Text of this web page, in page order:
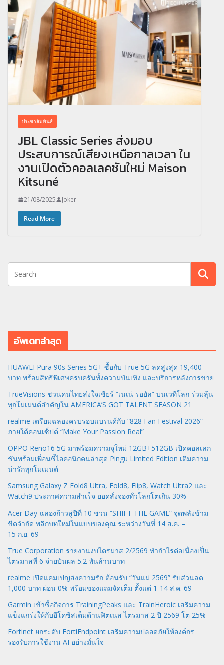
ประชาสัมพันธ์
JBL Classic Series ส่งมอบ
ประสบการณ์เสียงเหนือกาลเวลา ใน
งานเปิดตัวคอลเลคชันใหม่ Maison
Kitsuné
21/08/2025 Joker
Read More
อัพเดทล่าสุด
HUAWEI Pura 90s Series 5G+ ซื้อกับ True 5G ลดสูงสุด 19,400
บาท พร้อมสิทธิพิเศษครบครันทั้งความบันเทิง และบริการหลังการขาย
TrueVisions ชวนคนไทยส่งใจเชียร์ “เนเน่ รอยัล” บนเวทีโลก ร่วมลุ้น
ทุกโมเมนต์สำคัญใน AMERICA’S GOT TALENT SEASON 21
realme เตรียมฉลองครบรอบแบรนด์กับ “828 Fan Festival 2026”
ภายใต้คอนเซ็ปต์ “Make Your Passion Real”
OPPO Reno16 5G มาพร้อมความจุใหม่ 12GB+512GB เปิดคอลเลก
ชันพร้อมเพื่อนซี้ไอคอนิกคนล่าสุด Pingu Limited Edition เติมความ
น่ารักทุกโมเมนต์
Samsung Galaxy Z Fold8 Ultra, Fold8, Flip8, Watch Ultra2 และ
Watch9 ประกาศความสำเร็จ ยอดสั่งจองทั่วโลกโตเกิน 30%
Acer Day ฉลองก้าวสู่ปีที่ 10 ชวน “SHIFT THE GAME” จุดพลังข้าม
ขีดจำกัด พลิกบทใหม่ในแบบของคุณ ระหว่างวันที่ 14 ส.ค. –
15 ก.ย. 69
True Corporation รายงานงบไตรมาส 2/2569 ทำกำไรต่อเนื่องเป็น
ไตรมาสที่ 6 จ่ายปันผล 5.2 พันล้านบาท
realme เปิดแคมเปญส่งความรัก ต้อนรับ “วันแม่ 2569” รับส่วนลด
1,000 บาท ผ่อน 0% พร้อมของแถมจัดเต็ม ตั้งแต่ 1-14 ส.ค. 69
Garmin เข้าซื้อกิจการ TrainingPeaks และ TrainHeroic เสริมความ
แข็งแกร่งให้กับอีโคซิสเต็มด้านฟิตเนส ไตรมาส 2 ปี 2569 โต 25%
Fortinet ยกระดับ FortiEndpoint เสริมความปลอดภัยให้องค์กร
รองรับการใช้งาน AI อย่างมั่นใจ